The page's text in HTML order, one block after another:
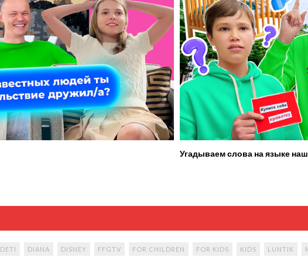
Угадываем слова на языке
DETI DIANA DISNEY FFGTV FOR CHILDREN FOR KIDS KIDS LUNTIK